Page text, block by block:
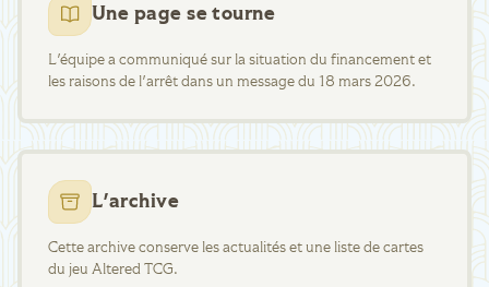
Une page se tourne
L'équipe a communiqué sur la situation du financement et
les raisons de l'arrêt dans un message du 18 mars 2026.
L'archive
Cette archive conserve les actualités et une liste de cartes
du jeu Altered TCG.